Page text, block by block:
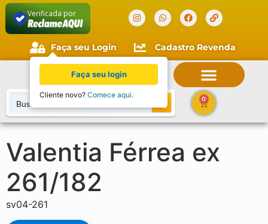
Verificada por
Faça seu Login Cadastro Revenda
0
Valentia Férrea ex
261/182
sv04-261
Faça seu login
Cliente novo? Comece aqui.